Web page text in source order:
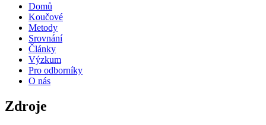
Domů
Koučové
Metody
Srovnání
Články
Výzkum
Pro odborníky
O nás
Zdroje